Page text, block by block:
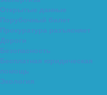
Открытые данные
Порубочный билет
Прокуратура разъясняет
Дороги
Безопасность
Бесплатная юридическая
помощь
Экология